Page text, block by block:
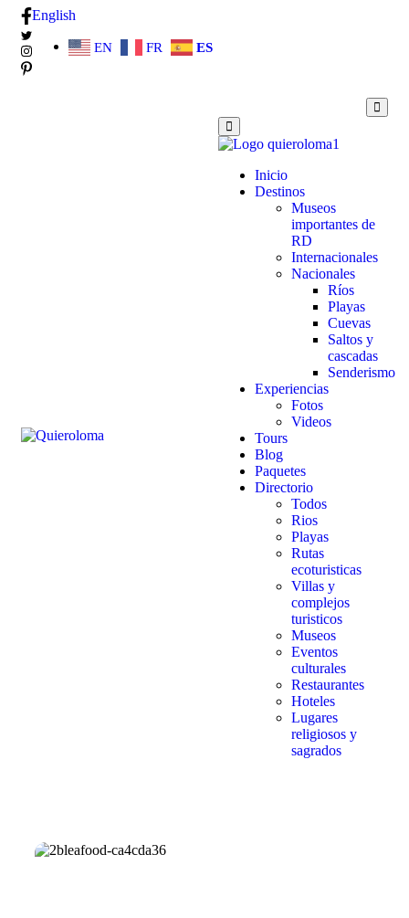
English
EN FR ES
Inicio
Destinos
Museos
importantes de
RD
Internacionales
Nacionales
Ríos
Playas
Cuevas
Saltos y
cascadas
Senderismo
Experiencias
Fotos
Videos
Tours
Blog
Paquetes
Directorio
Todos
Rios
Playas
Rutas
ecoturisticas
Villas y
complejos
turisticos
Museos
Eventos
culturales
Restaurantes
Hoteles
Lugares
religiosos y
sagrados